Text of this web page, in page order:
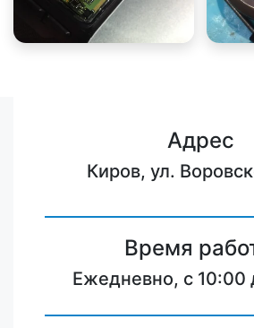
Адрес
Киров, ул.
Время
Ежедневно, с 10:00